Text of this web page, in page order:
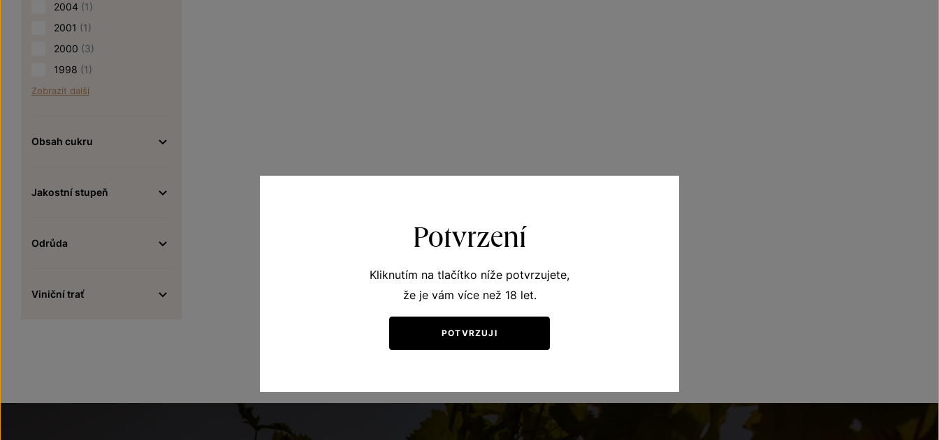
2004 (1)
2001 (1)
2000 (3)
1998 (1)
Zobrazit další
Obsah cukru
Jakostní stupeň
Odrůda
Viniční trať
Potvrzení
Kliknutím na tlačítko níže potvrzujete,
že je vám více než 18 let.
POTVRZUJI